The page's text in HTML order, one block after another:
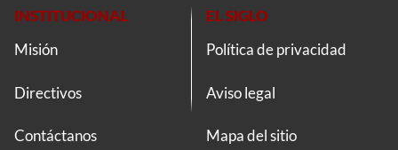
INSTITUCIONAL
Misión
Directivos
Contáctanos
EL SIGLO
Política de privacidad
Aviso legal
Mapa del sitio